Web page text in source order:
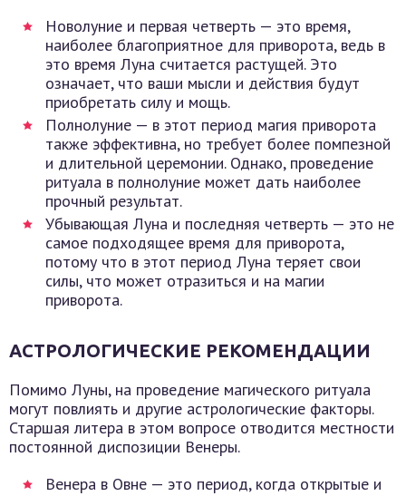
Новолуние и первая четверть — это время,
наиболее благоприятное для приворота, ведь в
это время Луна считается растущей. Это
означает, что ваши мысли и действия будут
приобретать силу и мощь.
Полнолуние — в этот период магия приворота
также эффективна, но требует более помпезной
и длительной церемонии. Однако, проведение
ритуала в полнолуние может дать наиболее
прочный результат.
Убывающая Луна и последняя четверть — это не
самое подходящее время для приворота,
потому что в этот период Луна теряет свои
силы, что может отразиться и на магии
приворота.
АСТРОЛОГИЧЕСКИЕ РЕКОМЕНДАЦИИ
Помимо Луны, на проведение магического ритуала
могут повлиять и другие астрологические факторы.
Старшая литера в этом вопросе отводится местности
постоянной диспозиции Венеры.
Венера в Овне — это период, когда открытые и